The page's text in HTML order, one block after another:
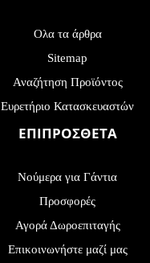
Ολα τα άρθρα
Sitemap
Αναζήτηση Προϊόντος
Ευρετήριο Κατασκευαστών
ΕΠΙΠΡΟΣΘΕΤΑ
Νούμερα για Γάντια
Προσφορές
Αγορά Δωροεπιταγής
Επικοινωνήστε μαζί μας